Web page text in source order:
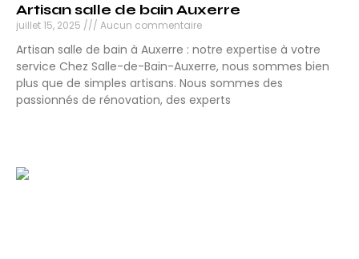
Artisan salle de bain Auxerre
juillet 15, 2025 Aucun commentaire
Artisan salle de bain à Auxerre : notre expertise à votre
service Chez Salle-de-Bain-Auxerre, nous sommes bien
plus que de simples artisans. Nous sommes des
passionnés de rénovation, des experts